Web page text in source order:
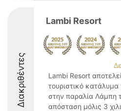
Διακριθέντες
Lambi Resort
Lambi Resort
τουριστικό κατάλυμα
στην παραλία Λάμπη
απόσταση μόλις 3